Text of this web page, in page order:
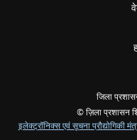
जिला
© ज़िला प्रशासन
इलेक्ट्रॉनिक्स एवं सूचना प्रौद्योगिकी